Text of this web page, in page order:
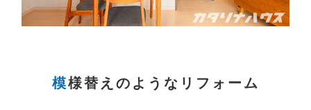
模様替えのようなリフォーム